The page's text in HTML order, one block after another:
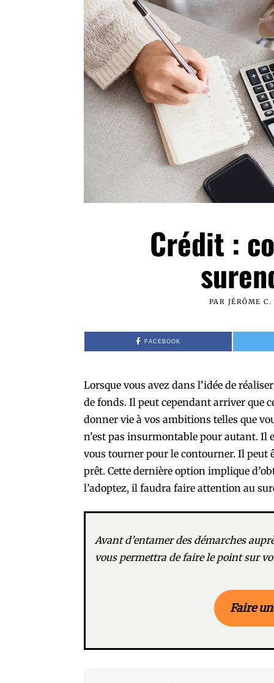
Crédit :
PAR JÉRÔME C.
FACEBOOK
Lorsque vous avez dans l’idée de
de fonds. Il peut cependant arriver que
donner vie à vos ambitions telles que
n’est pas insurmontable pour autant. Il
vous tourner pour le contourner. Il peut
prêt. Cette dernière option implique
l’adoptez, il faudra faire attention au
Avant d’entamer des démarches
vous permettra de faire le point sur
Faire